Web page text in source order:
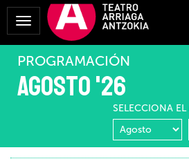
Mostrar
Menú
PROGRAMACIÓN
Agosto '26
SELECCIONA